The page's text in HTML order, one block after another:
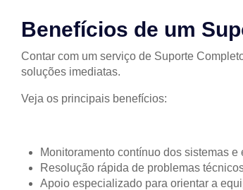
Benefícios de um
Contar com um serviço de Suporte
soluções imediatas.
Veja os principais benefícios:
Monitoramento contínuo dos sistemas e
Resolução rápida de problemas
Apoio especializado para orientar a